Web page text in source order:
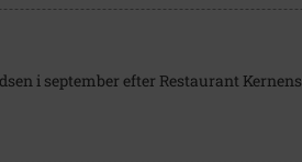
i september efter Restaurant Kernens